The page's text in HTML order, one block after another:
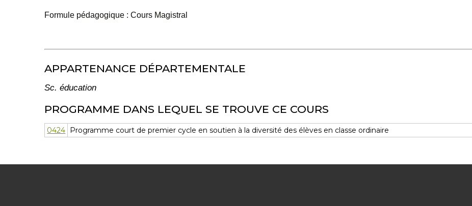
Formule pédagogique : Cours Magistral
APPARTENANCE DÉPARTEMENTALE
Sc. éducation
PROGRAMME DANS LEQUEL SE TROUVE CE COURS
0424 Programme court de premier cycle en soutien à la diversité des élèves en classe ordinaire